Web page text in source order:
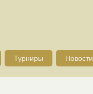
Турниры Новости